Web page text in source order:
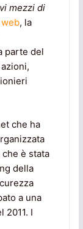
mezzi di
, la
parte del
che ha
che è stata
della
a una
2011. I